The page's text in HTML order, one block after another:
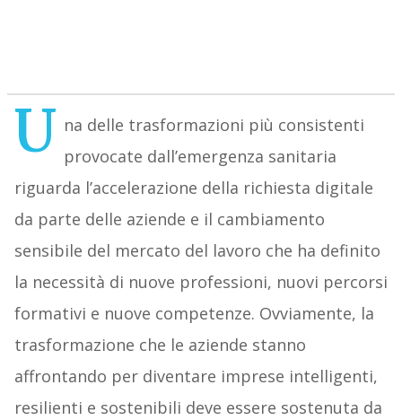
U na delle trasformazioni più consistenti
provocate dall’emergenza sanitaria
riguarda l’accelerazione della richiesta digitale
da parte delle aziende e il cambiamento
sensibile del mercato del lavoro che ha definito
la necessità di nuove professioni, nuovi percorsi
formativi e nuove competenze. Ovviamente, la
trasformazione che le aziende stanno
affrontando per diventare imprese intelligenti,
resilienti e sostenibili deve essere sostenuta da